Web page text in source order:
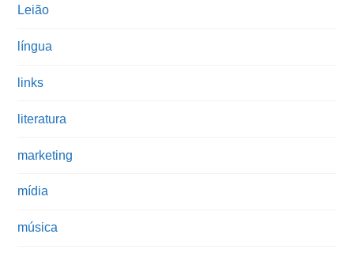
Leião
língua
links
literatura
marketing
mídia
música